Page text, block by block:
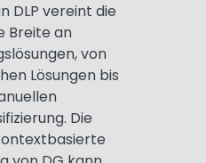
DLP vereint die
Breite an
von
Lösungen bis
Die